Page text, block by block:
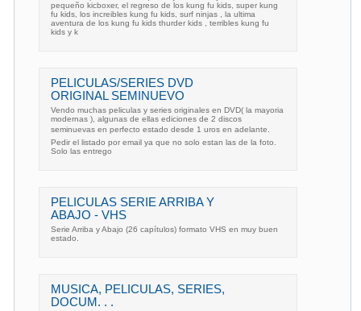
pequeño kicboxer, el regreso de los kung fu kids, super kung
fu kids, los increibles kung fu kids, surf ninjas , la ultima
aventura de los kung fu kids thurder kids , terribles kung fu
kids y k
PELICULAS/SERIES DVD
ORIGINAL SEMINUEVO
Vendo muchas peliculas y series originales en DVD( la mayoria
modernas ), algunas de ellas ediciones de 2 discos
seminuevas en perfecto estado desde 1 uros en adelante.
Pedir el listado por email ya que no solo estan las de la foto.
Solo las entrego
PELICULAS SERIE ARRIBA Y
ABAJO - VHS
Serie Arriba y Abajo (26 capítulos) formato VHS en muy buen
estado.
MUSICA, PELICULAS, SERIES,
DOCUM. . .